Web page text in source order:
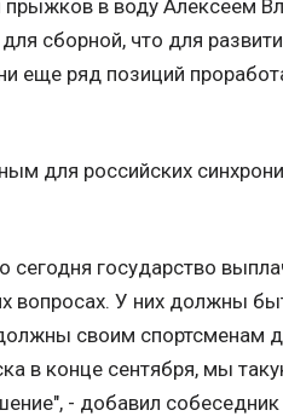
в воду Алексеем
сборной, что для
еще ряд позиций
для российских
государство
вопросах. У них должны
своим спортсменам
в конце сентября, мы
- добавил собеседник